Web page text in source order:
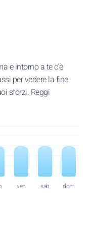
e intorno a te c’è
per vedere la fine
sforzi. Reggi
ven sab dom